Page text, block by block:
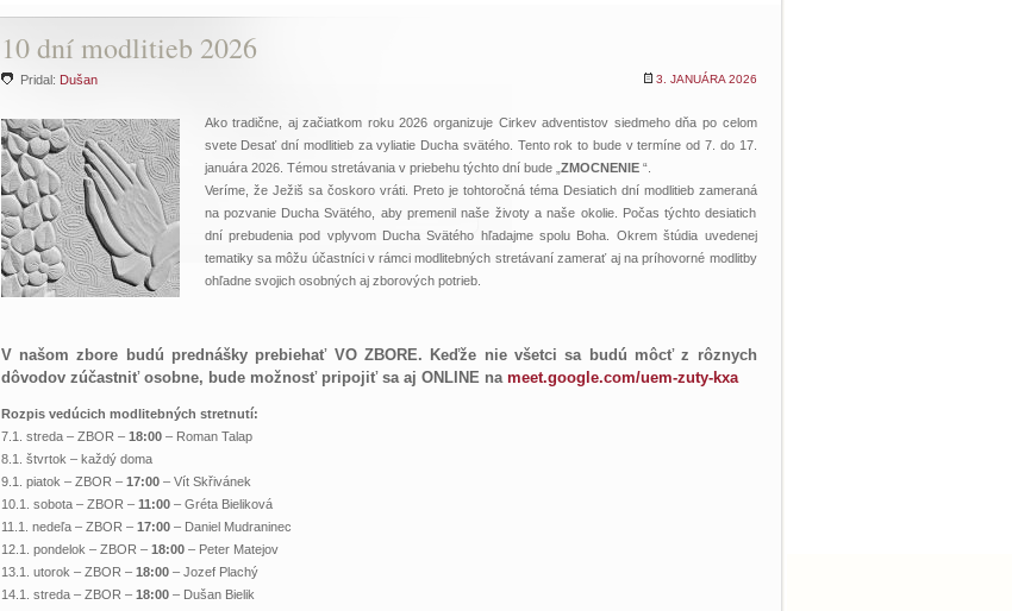
10 dní modlitieb 2026
Pridal: Dušan 3. JANUÁRA 2026
Ako tradične, aj začiatkom roku 2026 organizuje Cirkev adventistov siedmeho dňa po celom
svete Desať dní modlitieb za vyliatie Ducha svätého. Tento rok to bude v termíne od 7. do 17.
januára 2026. Témou stretávania v priebehu týchto dní bude „ ZMOCNENIE“.
Veríme, že Ježiš sa čoskoro vráti. Preto je tohtoročná téma Desiatich dní modlitieb zameraná
na pozvanie Ducha Svätého, aby premenil naše životy a naše okolie. Počas týchto desiatich
dní prebudenia pod vplyvom Ducha Svätého hľadajme spolu Boha. Okrem štúdia uvedenej
tematiky sa môžu účastníci v rámci modlitebných stretávaní zamerať aj na príhovorné modlitby
ohľadne svojich osobných aj zborových potrieb.
V našom zbore budú prednášky prebiehať VO ZBORE. Keďže nie všetci sa budú môcť z rôznych
dôvodov zúčastniť osobne, bude možnosť pripojiť sa aj ONLINE na meet.google.com/uem-zuty-kxa
Rozpis vedúcich modlitebných stretnutí:
7.1. streda – ZBOR – 18:00– Roman Talap
8.1. štvrtok – každý doma
9.1. piatok – ZBOR – 17:00– Vít Skřivánek
10.1. sobota – ZBOR – 11:00– Gréta Bieliková
11.1. nedeľa – ZBOR – 17:00– Daniel Mudraninec
12.1. pondelok – ZBOR – 18:00– Peter Matejov
13.1. utorok – ZBOR – 18:00– Jozef Plachý
14.1. streda – ZBOR – 18:00– Dušan Bielik